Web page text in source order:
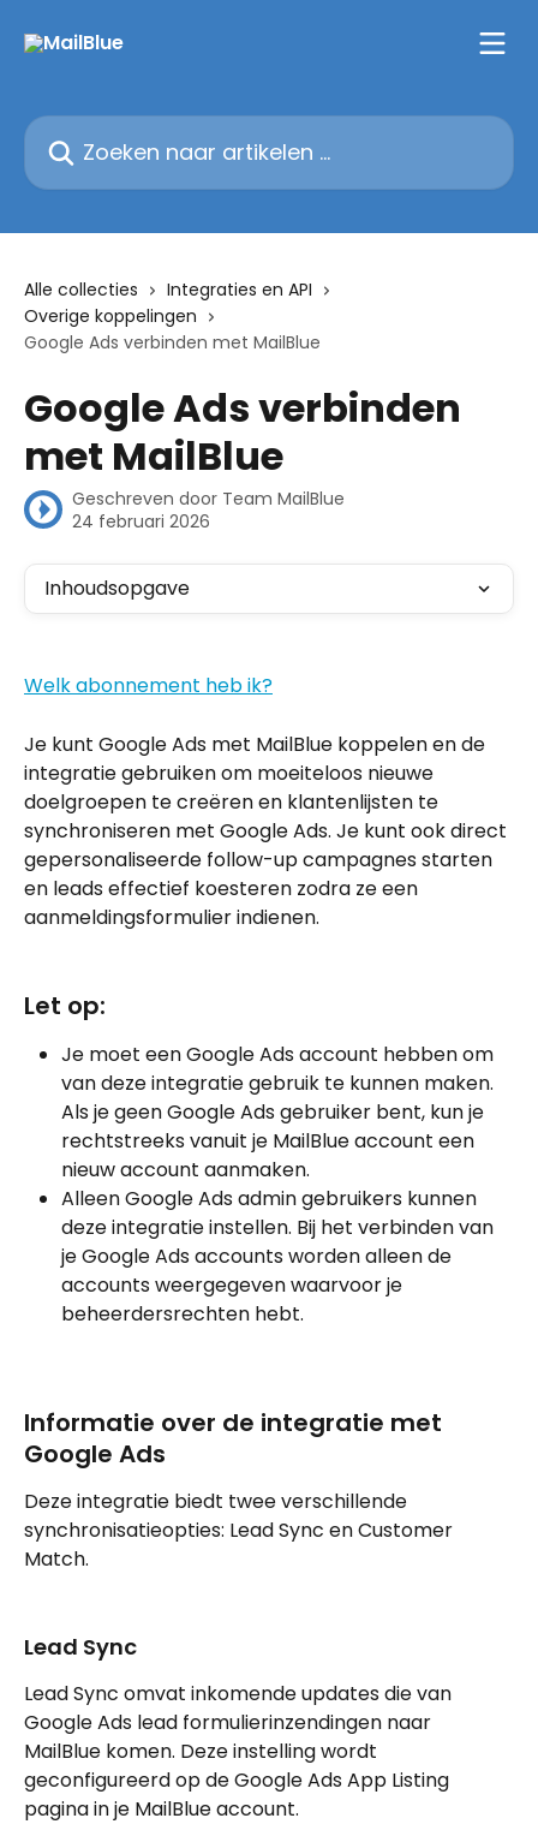
Zoeken naar artikelen ...
Alle collecties
Integraties en API
Overige koppelingen
Google Ads verbinden met MailBlue
Google Ads verbinden
met MailBlue
Geschreven door Team MailBlue
24 februari 2026
Inhoudsopgave
Welk abonnement heb ik?
Je kunt Google Ads met MailBlue koppelen en de
integratie gebruiken om moeiteloos nieuwe
doelgroepen te creëren en klantenlijsten te
synchroniseren met Google Ads. Je kunt ook direct
gepersonaliseerde follow-up campagnes starten
en leads effectief koesteren zodra ze een
aanmeldingsformulier indienen.
Let op:
Je moet een Google Ads account hebben om
van deze integratie gebruik te kunnen maken.
Als je geen Google Ads gebruiker bent, kun je
rechtstreeks vanuit je MailBlue account een
nieuw account aanmaken.
Alleen Google Ads admin gebruikers kunnen
deze integratie instellen. Bij het verbinden van
je Google Ads accounts worden alleen de
accounts weergegeven waarvoor je
beheerdersrechten hebt.
Informatie over de integratie met
Google Ads
Deze integratie biedt twee verschillende
synchronisatieopties: Lead Sync en Customer
Match.
Lead Sync
Lead Sync omvat inkomende updates die van
Google Ads lead formulierinzendingen naar
MailBlue komen. Deze instelling wordt
geconfigureerd op de Google Ads App Listing
pagina in je MailBlue account.